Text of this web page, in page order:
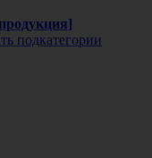
подкатегории